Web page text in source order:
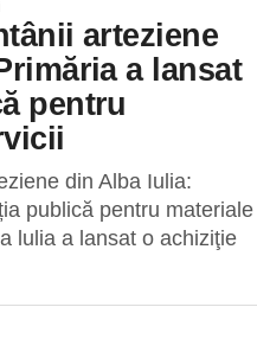
arteziene
a lansat
pentru
din Alba Iulia:
publică pentru materiale
lulia a lansat o achiziţie